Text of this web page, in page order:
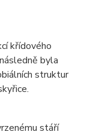
křídového
byla
struktur
stáří